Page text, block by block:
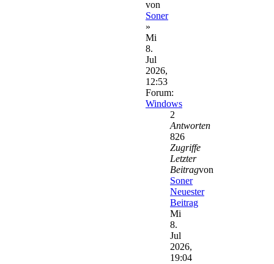
von
Soner
»
Mi
8.
Jul
2026,
12:53
Forum:
Windows
2
Antworten
826
Zugriffe
Letzter
Beitragvon
Soner
Neuester
Beitrag
Mi
8.
Jul
2026,
19:04